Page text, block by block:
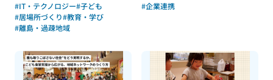
#IT・テクノロジー#子ども
#居場所づくり#教育・学び
#離島・過疎地域
#企業連携